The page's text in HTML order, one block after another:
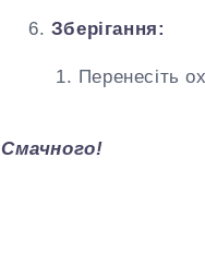
Зберігання:
Перенесіть
Смачного!